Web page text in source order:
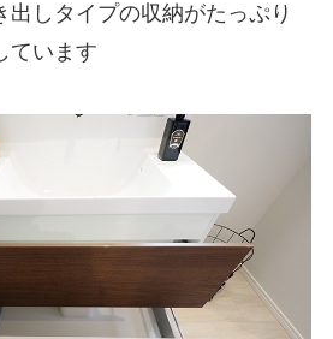
出しタイプの収納がたっぷり
ています